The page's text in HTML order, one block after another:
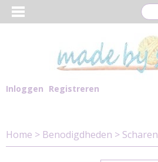
Inloggen Registreren
Home > Benodigdheden > Scharen